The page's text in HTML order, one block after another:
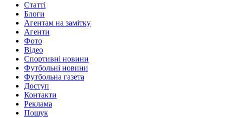
Статті
Блоги
Агентам на замітку
Агенти
Фото
Відео
Спортивні новини
Футбольні новини
Футбольна газета
Доступ
Контакти
Реклама
Пошук